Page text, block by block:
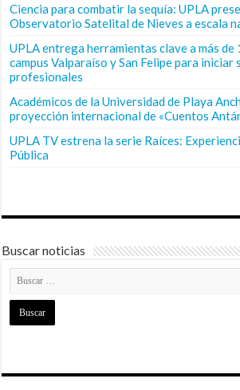
Ciencia para combatir la sequía: UPLA
Observatorio Satelital de Nieves a escala
UPLA entrega herramientas clave a más
campus Valparaíso y San Felipe para iniciar
profesionales
Académicos de la Universidad de Playa
proyección internacional de «Cuentos
UPLA TV estrena la serie Raíces:
Pública
Buscar noticias